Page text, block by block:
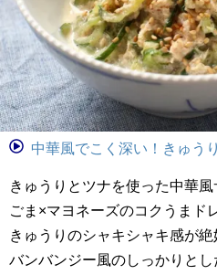
中華風でこく深い！きゅう
きゅうりとツナを使った中華風
ごま×マヨネーズのコクうまド
きゅうりのシャキシャキ感が絶
バンバンジー風のしっかりと